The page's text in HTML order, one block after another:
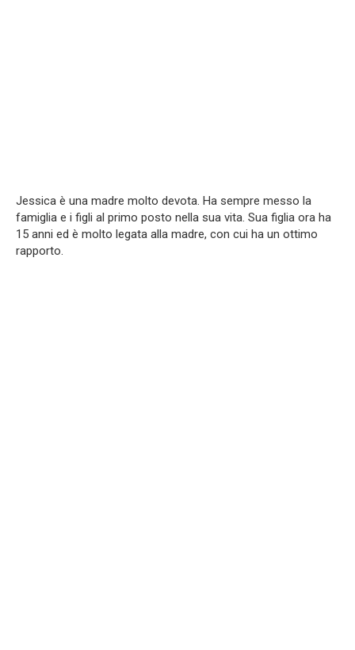
Jessica è una madre molto devota. Ha sempre messo la
famiglia e i figli al primo posto nella sua vita. Sua figlia ora ha
15 anni ed è molto legata alla madre, con cui ha un ottimo
rapporto.